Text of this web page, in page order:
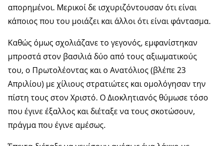
απορημένοι. Μερικοί δε ισχυριζόντουσαν ότι είναι
κάποιος που του μοιάζει και άλλοι ότι είναι φάντασμα.
Καθώς όμως σχολιάζανε το γεγονός, εμφανίστηκαν
μπροστά στον βασιλιά δύο από τους αξιωματικούς
του, ο Πρωτολέοντας και ο Ανατόλιος (βλέπε 23
Απριλίου) με χίλιους στρατιώτες και ομολόγησαν την
πίστη τους στον Χριστό. Ο Διοκλητιανός θύμωσε τόσο
που έγινε έξαλλος και διέταξε να τους σκοτώσουν,
πράγμα που έγινε αμέσως.